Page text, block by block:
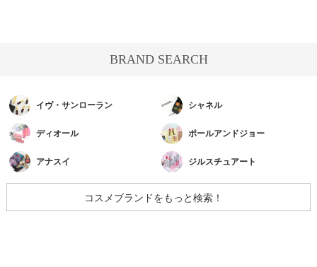
BRAND SEARCH
イヴ・サンローラン シャネル
ディオール ポールアンドジョー
アナスイ ジルスチュアート
コスメブランドをもっと検索！